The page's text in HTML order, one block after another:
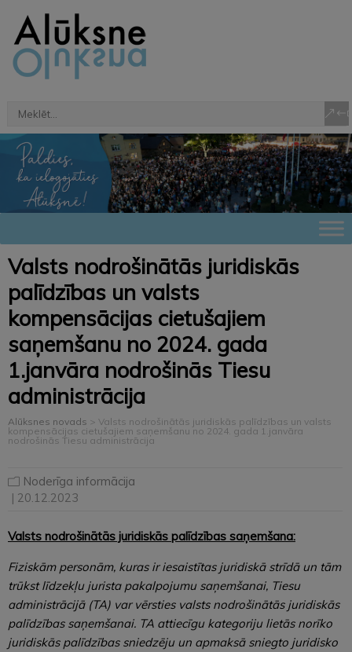
Valsts nodrošinātās juridiskās
palīdzības un valsts
kompensācijas cietušajiem
saņemšanu no 2024. gada
1.janvāra nodrošinās Tiesu
administrācija
Alūksnes novads > Valsts nodrošinātās juridiskās palīdzības un valsts
kompensācijas cietušajiem saņemšanu no 2024. gada 1.janvāra
nodrošinās Tiesu administrācija
Noderīga informācija
| 20.12.2023
Valsts nodrošinātās juridiskās palīdzības saņemšana:
Fiziskām personām, kuras ir iesaistītas juridiskā strīdā un tām
trūkst līdzekļu jurista pakalpojumu saņemšanai, Tiesu
administrācijā (TA) var vērsties valsts nodrošinātās juridiskās
palīdzības saņemšanai. TA attiecīgu kategoriju lietās norīko
juridiskās palīdzības sniedzēju un apmaksā sniegto juridisko